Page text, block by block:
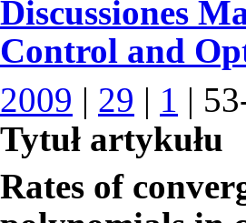
Discussiones
Control and
2009 | 29 | 1 |
Tytuł artykułu
Rates of